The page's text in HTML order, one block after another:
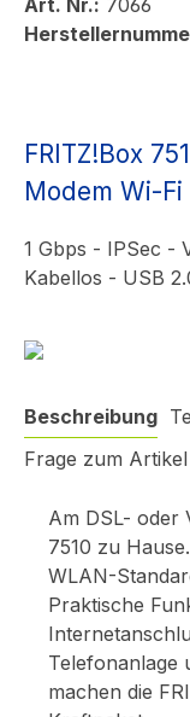
Art. Nr.: 7066
FRITZ!Box
Modem Wi-Fi
1 Gbps - IPSec -
Kabellos - USB
Beschreibung
Frage zum Artikel
Am DSL- oder
7510 zu
WLAN-
Praktische
Telefonanlage
machen die